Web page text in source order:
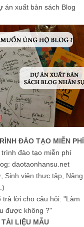
án xuất bản sách Blog
ĐÀO TẠO MIỄN PHÍ
đào tạo miễn phí
daotaonhansu.net
Sinh viên thực tập, Nâng
trả lời cho câu hỏi: "Làm
được không ?"
TÀI LIỆU MẪU